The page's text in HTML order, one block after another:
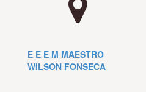
E E E M MAESTRO
WILSON FONSECA